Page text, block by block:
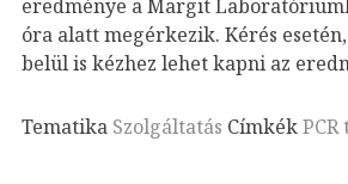
eredménye a Margit
óra alatt megérkezik. Kérés
belül is kézhez lehet kapni az
Tematika Szolgáltatás Címkék